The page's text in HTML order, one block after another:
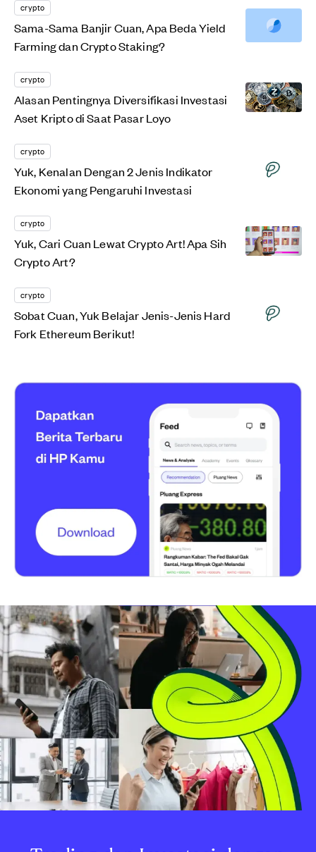
crypto
Sama-Sama Banjir Cuan, Apa Beda Yield
Farming dan Crypto Staking?
crypto
Alasan Pentingnya Diversifikasi Investasi
Aset Kripto di Saat Pasar Loyo
crypto
Yuk, Kenalan Dengan 2 Jenis Indikator
Ekonomi yang Pengaruhi Investasi
crypto
Yuk, Cari Cuan Lewat Crypto Art! Apa Sih
Crypto Art?
crypto
Sobat Cuan, Yuk Belajar Jenis-Jenis Hard
Fork Ethereum Berikut!